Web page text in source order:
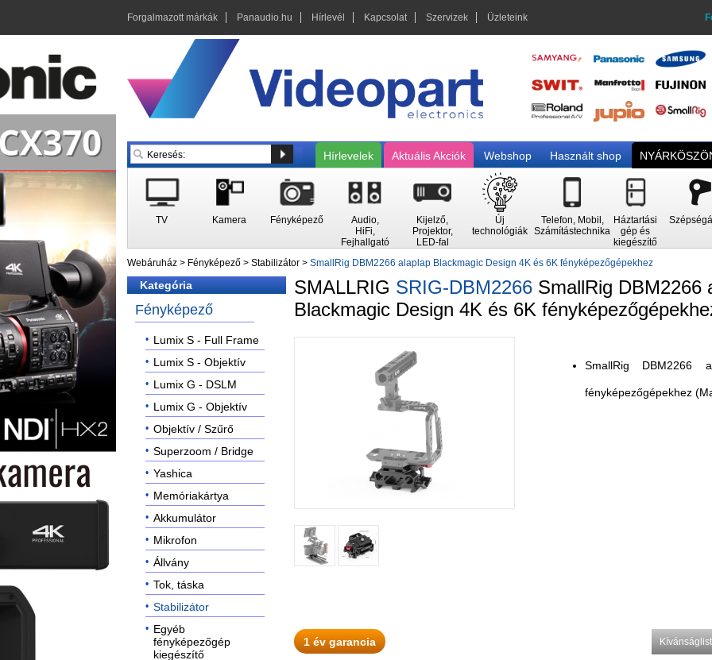
Forgalmazott márkák Panaudio.hu Hírlevél Kapcsolat Szervizek Üzleteink
Hírlevelek
Aktuális Akciók Webshop Használt shop
TV Kamera Fényképező
Audio,
HiFi,
Fejhallgató
Kijelző,
Projektor,
LED-fal
Új
technológiák
Telefon, Mobil,
Számítástechnika
Háztartási
gép és
kiegészítő
Webáruház > Fényképező > Stabilizátor > SmallRig DBM2266 alaplap Blackmagic Design 4K és 6K fényképezőgépekhez
Kategória
Fényképező
Lumix S - Full Frame
Lumix S - Objektív
Lumix G - DSLM
Lumix G - Objektív
Objektív / Szűrő
Superzoom / Bridge
Yashica
Memóriakártya
Akkumulátor
Mikrofon
Állvány
Tok, táska
Stabilizátor
Egyéb
fényképezőgép
kiegészítő
SMALLRIG SRIG-DBM2266 SmallRig DBM2266
Blackmagic Design 4K és 6K
SmallRig DBM2266
fényképezőgépekhez
1 év garancia